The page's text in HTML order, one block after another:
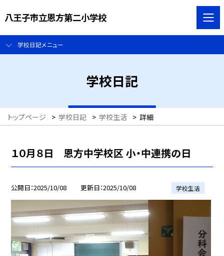
八王子市立恩方第二小学校
学校日記メニュー
学校日記
トップページ > 学校日記 > 学校生活 > 詳細
１０月８日 恩方中学校区 小・中連携の日
公開日 2025/10/08 更新日 2025/10/08 学校生活